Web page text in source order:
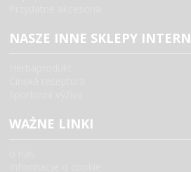
NASZE INNE SKLEPY
WAŻNE LINKI